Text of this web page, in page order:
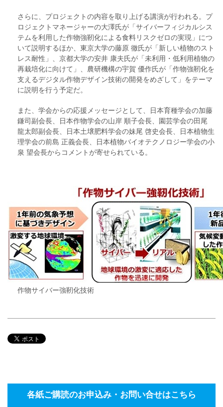
さらに、プロジェクトの内容を取り上げる講演が行われる。プ
ロジェクトマネージャーの大澤氏が「サイバーフィジカルシス
テムを利用した作物強靭化による食料リスクゼロの実現」につ
いて説明するほか、東京大学の藤原 徹氏が「新しい植物のスト
レス耐性」、京都大学の安井 康夫氏が「未利用・低利用植物の
再栽培化に向けて」、農研機構の宇賀 優作氏が「作物強靭化を
支えるデジタル作物デザイン技術の開発をめざして」をテーマ
に説明を行う予定だ。
また、学会からの応援メッセージとして、日本育種学会の加藤
鎌司副会長、日本作物学会の山岸 順子会長、園芸学会の田尾
龍太郎副会長、日本土壌肥料学会の妹尾 啓史会長、日本植物生
理学会の前島 正義会長、日本植物バイオテクノロジー学会の小
泉 望会長からコメントが寄せられている。
作物サイバー強靭化技術
各紙ご購読のお申込み・お問い合せはこちら